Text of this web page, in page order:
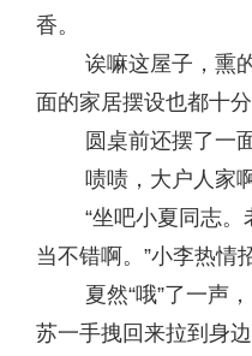
香。
诶嘛这屋子，熏的
面的家居摆设也都十分
圆桌前还摆了一面
啧啧，大户人家啊
“坐吧小夏同志。
当不错啊。”小李热情
夏然“哦”了一声，
苏一手拽回来拉到身边